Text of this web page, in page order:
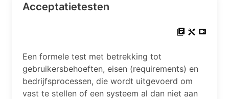
Acceptatietesten
Een formele test met betrekking tot
gebruikersbehoeften, eisen (requirements) en
bedrijfsprocessen, die wordt uitgevoerd om
vast te stellen of een systeem al dan niet aan